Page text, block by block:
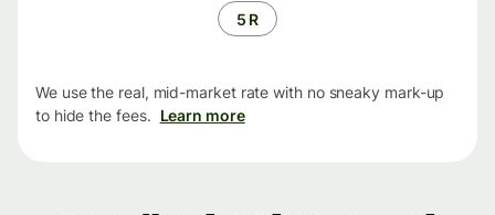
5 R
We use the real, mid-market rate with no sneaky mark-up
to hide the fees. Learn more